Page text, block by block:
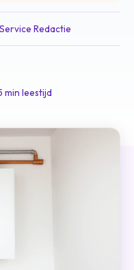
Redactie
min leestijd